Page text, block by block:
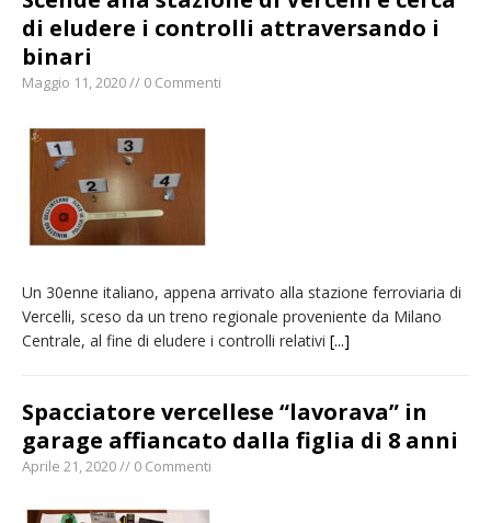
di eludere i controlli attraversando i
binari
Maggio 11, 2020 // 0 Commenti
Un 30enne italiano, appena arrivato alla stazione ferroviaria di
Vercelli, sceso da un treno regionale proveniente da Milano
Centrale, al fine di eludere i controlli relativi [...]
Spacciatore vercellese “lavorava” in
garage affiancato dalla figlia di 8 anni
Aprile 21, 2020 // 0 Commenti